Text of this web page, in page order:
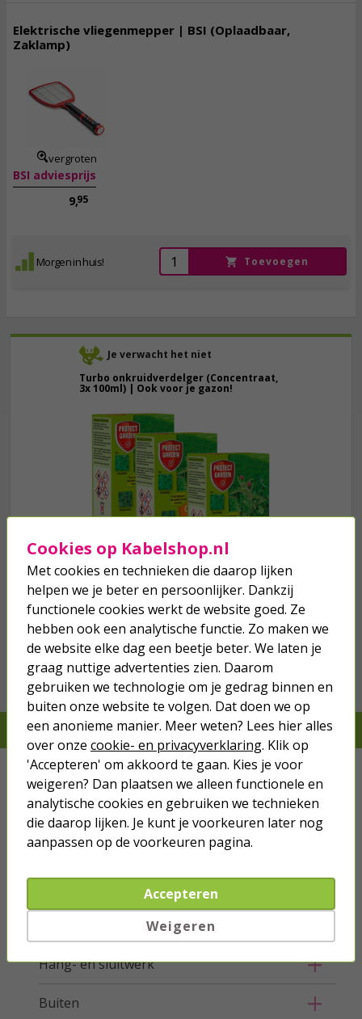
Je verwacht het niet
Turbo onkruidverdelger (Concentraat,
3x 100ml) | Ook voor je gazon!
we hebben het wel
Bestel mee
Elektrische vliegenmepper | BSI (Oplaadbaar,
Zaklamp)
vergroten
BSI adviesprijs
9,95
Morgen in huis! Toevoegen
Je verwacht het niet, we hebben het wel
Kabels
Netwerk
Stroom
Telefoon & Tablet
Hang- en sluitwerk
Buiten
Cookies op Kabelshop.nl
Met cookies en technieken die daarop lijken
helpen we je beter en persoonlijker. Dankzij
functionele cookies werkt de website goed. Ze
hebben ook een analytische functie. Zo maken we
de website elke dag een beetje beter. We laten je
graag nuttige advertenties zien. Daarom
gebruiken we technologie om je gedrag binnen en
buiten onze website te volgen. Dat doen we op
een anonieme manier. Meer weten? Lees hier alles
over onze cookie- en privacyverklaring. Klik op
'Accepteren' om akkoord te gaan. Kies je voor
weigeren? Dan plaatsen we alleen functionele en
analytische cookies en gebruiken we technieken
die daarop lijken. Je kunt je voorkeuren later nog
aanpassen op de voorkeuren pagina.
Accepteren
Weigeren